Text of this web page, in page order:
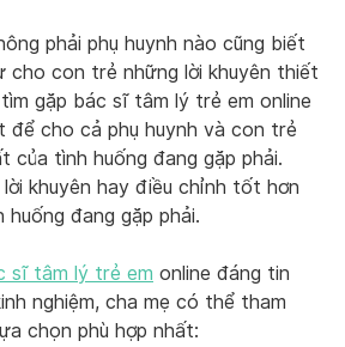
phải phụ huynh nào cũng biết
cho con trẻ những lời khuyên thiết
gặp bác sĩ tâm lý trẻ em online
để cho cả phụ huynh và con trẻ
của tình huống đang gặp phải.
khuyên hay điều chỉnh tốt hơn
huống đang gặp phải.
sĩ tâm lý trẻ em online đáng tin
nghiệm, cha mẹ có thể tham
chọn phù hợp nhất: